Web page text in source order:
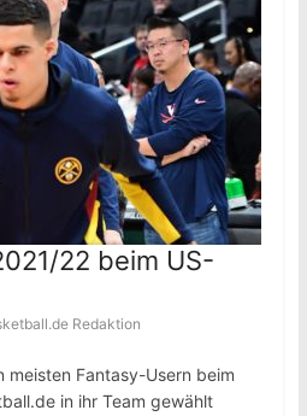
22 beim US-
Redaktion
meisten Fantasy-Usern beim
in ihr Team gewählt